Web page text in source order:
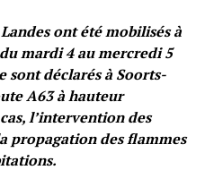
ont été mobilisés à
mardi 4 au mercredi 5
sont déclarés à Soorts-
A63 à hauteur
l’intervention des
propagation des flammes